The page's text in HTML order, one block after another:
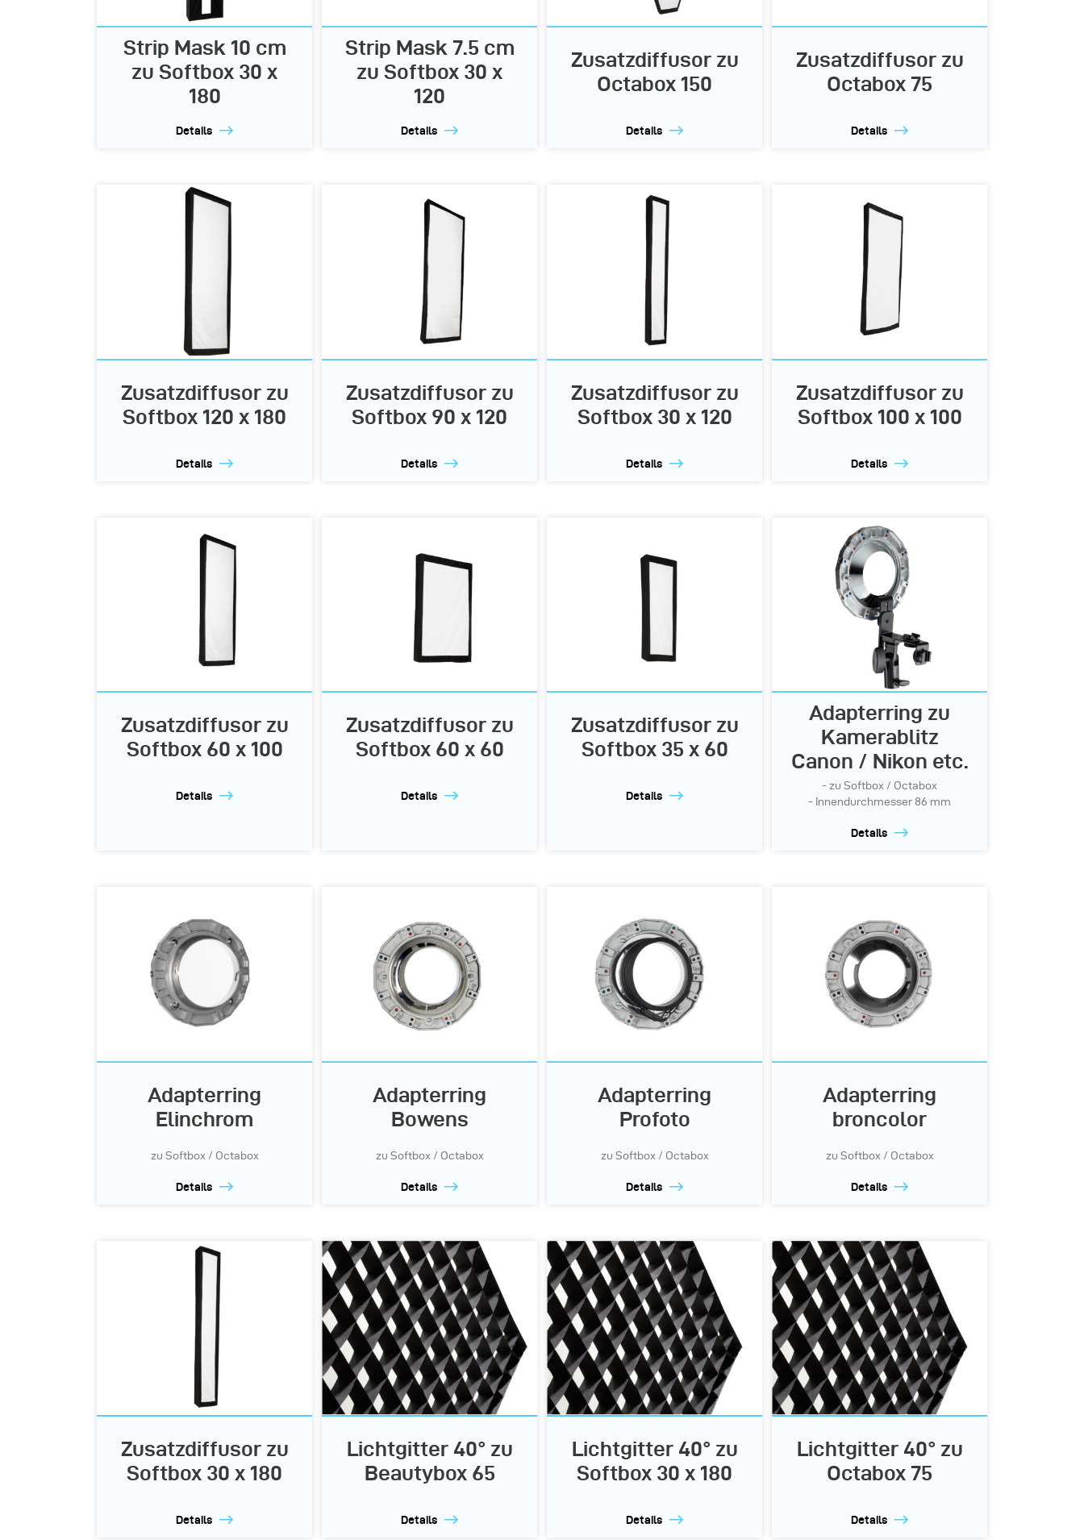
Strip Mask 10 cm
zu Softbox 30 x
180
Details
Strip Mask 7.5 cm
zu Softbox 30 x
120
Details
Zusatzdiffusor zu
Octabox 150
Details
Zusatzdiffusor zu
Octabox 75
Details
Zusatzdiffusor zu
Softbox 120 x 180
Details
Zusatzdiffusor zu
Softbox 90 x 120
Details
Zusatzdiffusor zu
Softbox 30 x 120
Details
Zusatzdiffusor zu
Softbox 100 x 100
Details
Zusatzdiffusor zu
Softbox 60 x 100
Details
Zusatzdiffusor zu
Softbox 60 x 60
Details
Zusatzdiffusor zu
Softbox 35 x 60
Details
Adapterring zu
Kamerablitz
Canon / Nikon etc.
- zu Softbox / Octabox
- Innendurchmesser 86 mm
Details
Adapterring
Elinchrom
zu Softbox / Octabox
Details
Adapterring
Bowens
zu Softbox / Octabox
Details
Adapterring
Profoto
zu Softbox / Octabox
Details
Adapterring
broncolor
zu Softbox / Octabox
Details
Zusatzdiffusor zu
Softbox 30 x 180
Details
Lichtgitter 40° zu
Beautybox 65
Details
Lichtgitter 40° zu
Softbox 30 x 180
Details
Lichtgitter 40° zu
Octabox 75
Details